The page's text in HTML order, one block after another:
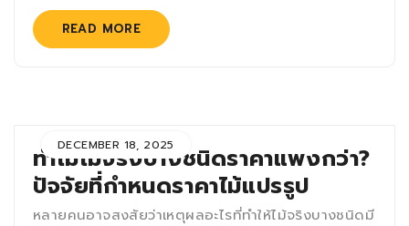
READ MORE
DECEMBER 18, 2025
ทำไมไม้จริงบางชนิดราคาแพงกว่า?
ปัจจัยที่กำหนดราคาไม้แปรรูป
หลายคนอาจสงสัยว่าเหตุผลอะไรที่ทำให้ไม้จริงบางชนิดมี